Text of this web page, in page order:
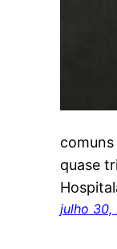
quase
julho 30,